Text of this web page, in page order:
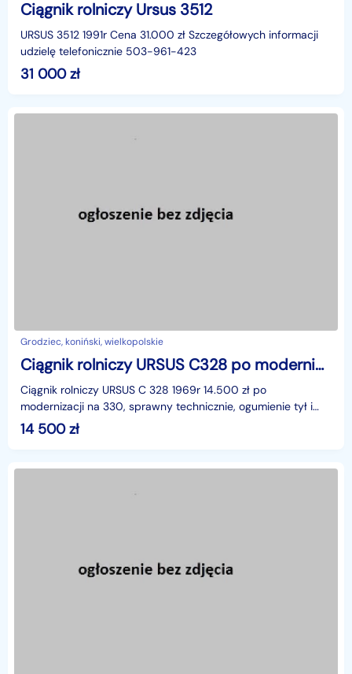
Ciągnik rolniczy Ursus 3512
URSUS 3512 1991r Cena 31.000 zł Szczegółowych informacji
udzielę telefonicznie 503-961-423
31 000zł
Grodziec, koniński, wielkopolskie
Ciągnik rolniczy URSUS C328 po modernicacji na 330 rok 1969r Możliwy transport!
Ciągnik rolniczy URSUS C 328 1969r 14.500 zł po
modernizacji na 330, sprawny technicznie, ogumienie tył i
przód 80%zarejestrowany, ubezpieczony, możliwość
14 500zł